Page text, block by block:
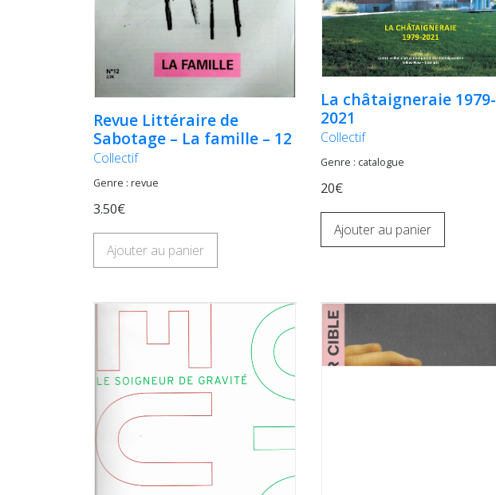
Revue Littéraire de
Sabotage – La famille – 12
Collectif
Genre : revue
3.50€
Ajouter au panier
La châtaigneraie 1979-
2021
Collectif
Genre : catalogue
20€
Ajouter au panier